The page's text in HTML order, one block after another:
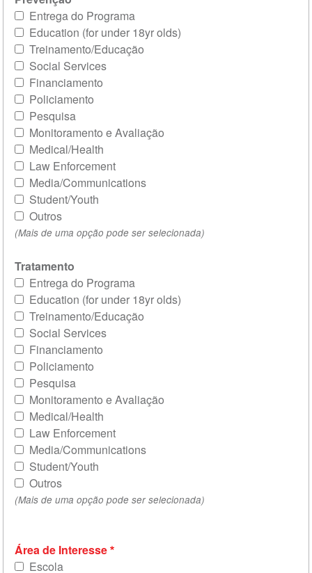
Entrega do Programa
Education (for under 18yr olds)
Treinamento/Educação
Social Services
Financiamento
Policiamento
Pesquisa
Monitoramento e Avaliação
Medical/Health
Law Enforcement
Media/Communications
Student/Youth
Outros
(Mais de uma opção pode ser selecionada)
Tratamento
Entrega do Programa
Education (for under 18yr olds)
Treinamento/Educação
Social Services
Financiamento
Policiamento
Pesquisa
Monitoramento e Avaliação
Medical/Health
Law Enforcement
Media/Communications
Student/Youth
Outros
(Mais de uma opção pode ser selecionada)
Área de Interesse
Escola